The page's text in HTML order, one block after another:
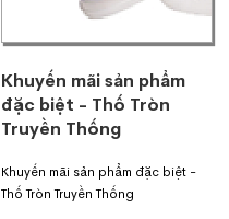
Khuyến mãi sản phẩm
đặc biệt - Thố Tròn
Truyền Thống
Khuyến mãi sản phẩm đặc biệt -
Thố Tròn Truyền Thống